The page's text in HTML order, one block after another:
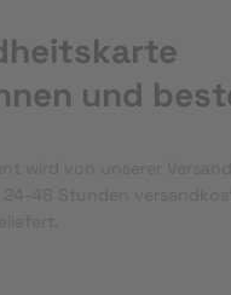
und